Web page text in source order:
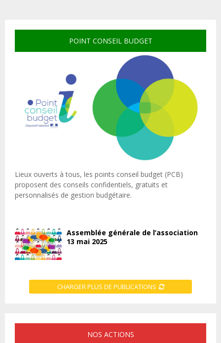
POINT CONSEIL BUDGET
Lieux ouverts à tous, les points conseil budget (PCB)
proposent des conseils confidentiels, gratuits et
personnalisés de gestion budgétaire.
Assemblée générale de l’association
13 mai 2025
CHARGER PLUS DE PUBLICATIONS
NOS ACTIONS